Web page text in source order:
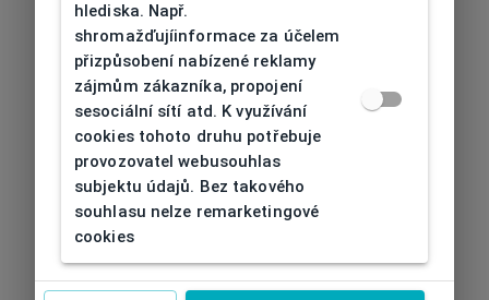
hlediska. Např.
shromažďujíinformace za účelem
přizpůsobení nabízené reklamy
zájmům zákazníka, propojení
sesociální sítí atd. K využívání
cookies tohoto druhu potřebuje
provozovatel webusouhlas
subjektu údajů. Bez takového
souhlasu nelze remarketingové
cookies